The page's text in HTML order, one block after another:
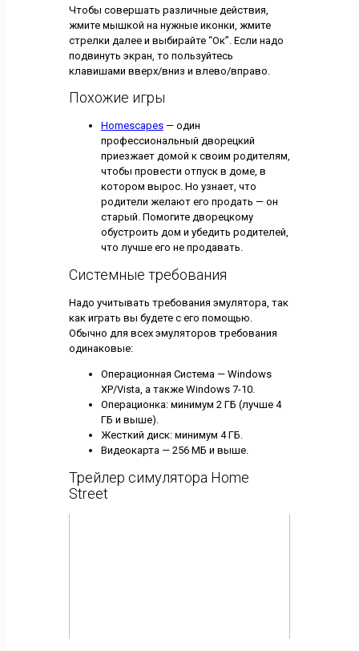
Чтобы совершать различные действия,
жмите мышкой на нужные иконки, жмите
стрелки далее и выбирайте “Ок”. Если надо
подвинуть экран, то пользуйтесь
клавишами вверх/вниз и влево/вправо.
Похожие игры
Homescapes— один
профессиональный дворецкий
приезжает домой к своим родителям,
чтобы провести отпуск в доме, в
котором вырос. Но узнает, что
родители желают его продать — он
старый. Помогите дворецкому
обустроить дом и убедить родителей,
что лучше его не продавать.
Системные требования
Надо учитывать требования эмулятора, так
как играть вы будете с его помощью.
Обычно для всех эмуляторов требования
одинаковые:
Операционная Система — Windows
XP/Vista, а также Windows 7-10.
Операционка: минимум 2 ГБ (лучше 4
ГБ и выше).
Жесткий диск: минимум 4 ГБ.
Видеокарта — 256 МБ и выше.
Трейлер симулятора Home
Street